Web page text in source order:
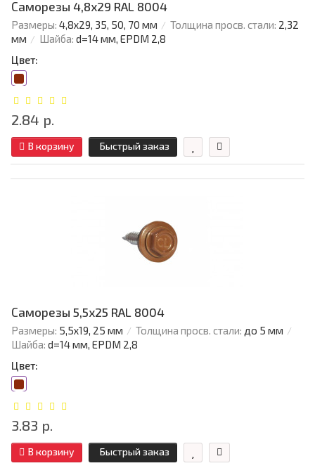
Саморезы 4,8х29 RAL 8004
Размеры: 4,8х29, 35, 50, 70 мм Толщина просв. стали: 2,32
мм
Шайба: d=14 мм, EPDM 2,8
Цвет:
2.84 р.
В корзину Быстрый заказ
Саморезы 5,5х25 RAL 8004
Размеры: 5,5х19, 25 мм Толщина просв. стали: до 5 мм
Шайба: d=14 мм, EPDM 2,8
Цвет:
3.83 р.
В корзину Быстрый заказ